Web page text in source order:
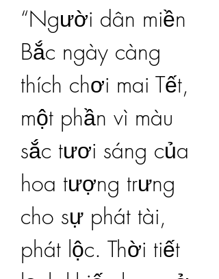
“Người dân miền
Bắc ngày càng
thích chơi mai Tết,
một phần vì màu
sắc tươi sáng của
hoa tượng trưng
cho sự phát tài,
phát lộc. Thời tiết